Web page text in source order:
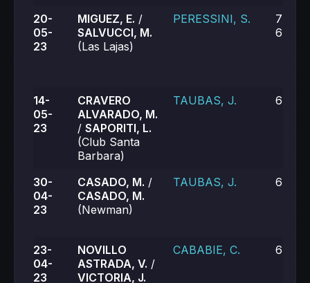
20-
05-
23
MIGUEZ, E. /
SALVUCCI, M.
(Las Lajas)
PERESSINI, S.
7-6,
6-7
14-
05-
23
CRAVERO
ALVARADO, M.
/ SAPORITI, L.
(Club Santa
Barbara)
TAUBAS, J. 6-0,
30-
04-
23
CASADO, M. /
CASADO, M.
(Newman)
TAUBAS, J. 6-4,
23-
04-
23
NOVILLO
ASTRADA, V. /
VICTORIA, J.
CABABIE, C. 6-4,